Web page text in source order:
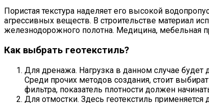
Пористая текстура наделяет его высокой
агрессивных веществ. В строительстве материал
железнодорожного полотна. Медицина, мебельная
Как выбрать геотекстиль?
Для дренажа. Нагрузка в данном случае
Среди прочих методов создания, стоит
фильтра, показатель плотности должен
Для отмостки. Здесь геотекстиль